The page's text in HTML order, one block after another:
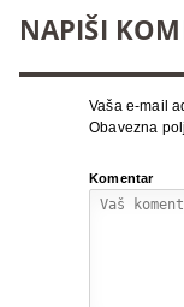
NAPIŠI
Vaša e-mail
Obavezna
Komentar